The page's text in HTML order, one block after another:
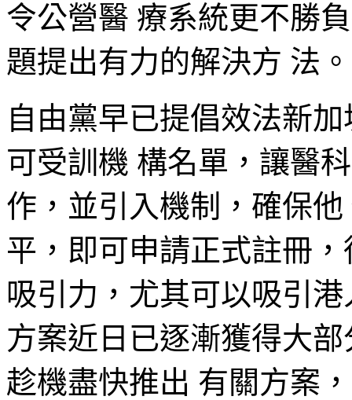
令公營醫 療系統更不勝
題提出有力的解決方 法。
自由黨早已提倡效法新
可受訓機 構名單，讓醫
作，並引入機制，確保
平，即可申請正式註冊
吸引力，尤其可以吸引
方案近日已逐漸獲得大
趁機盡快推出 有關方案